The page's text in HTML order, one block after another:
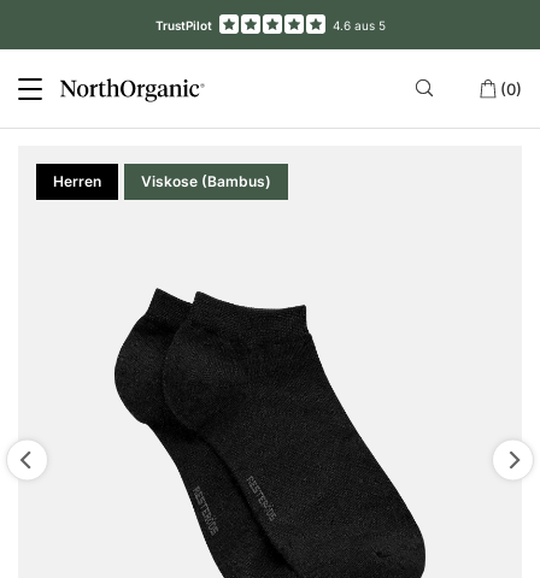
TrustPilot 4.6 aus 5
(0)
Herren Viskose (Bambus)